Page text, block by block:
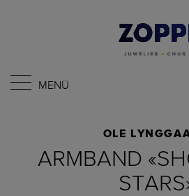
MENÜ
OLE
ARMBAND